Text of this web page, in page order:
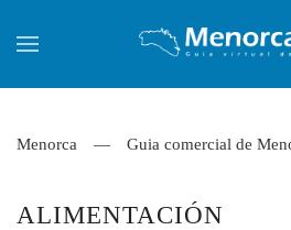
Skip to main content
Menorca Guia comercial de
ALIMENTACIÓN